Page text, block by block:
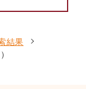
結果